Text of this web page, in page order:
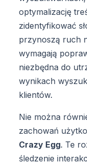
optymalizację
zidentyfikować
przynoszą ruch
wymagają
niezbędna do
wynikach
klientów.
Nie można
zachowań
Crazy Egg. Te
śledzenie